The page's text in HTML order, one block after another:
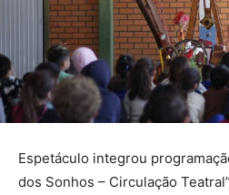
Espetáculo integrou
dos Sonhos – Circulação